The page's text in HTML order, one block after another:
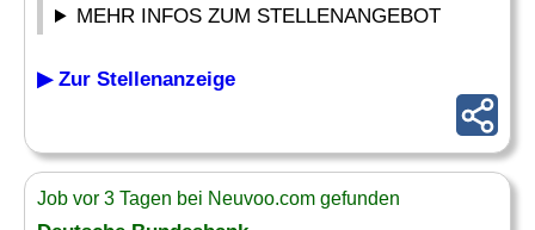
MEHR INFOS ZUM STELLENANGEBOT
▶ Zur Stellenanzeige
Job vor 3 Tagen bei Neuvoo.com gefunden